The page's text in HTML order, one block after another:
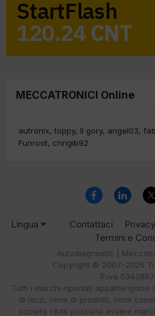
MECCATRONICI Online
autronix toppy Il gory angel03
Funroot chrigib92
Lingua Contattaci
Termini e
Autodiagnostic |
Copyright © 2007-2026
P.iva
Tutti i marchi riportati appartengono
di terzi, nomi di prodotti, nomi
società citati possono essere